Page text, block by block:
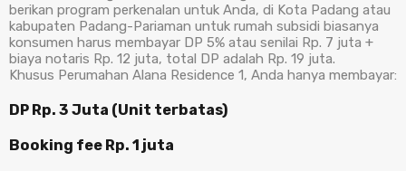
berikan program perkenalan untuk Anda, di Kota Padang atau
kabupaten Padang-Pariaman untuk rumah subsidi biasanya
konsumen harus membayar DP 5% atau senilai Rp. 7 juta +
biaya notaris Rp. 12 juta, total DP adalah Rp. 19 juta.
Khusus Perumahan Alana Residence 1, Anda hanya membayar:
DP Rp. 3 Juta (Unit terbatas)
Booking fee Rp. 1 juta